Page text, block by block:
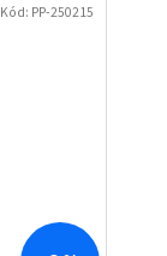
Kód: PP-250215